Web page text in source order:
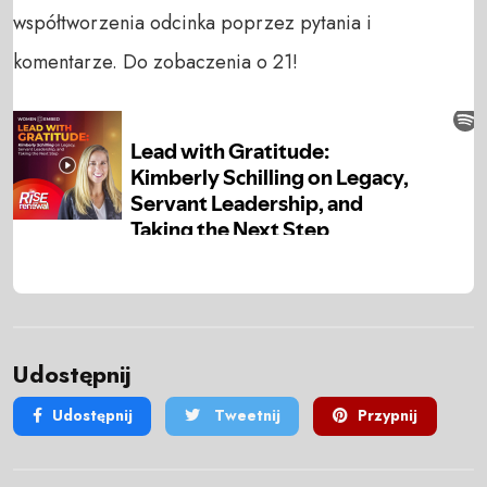
współtworzenia odcinka poprzez pytania i
komentarze. Do zobaczenia o 21!
Udostępnij
Udostępnij Tweetnij Przypnij